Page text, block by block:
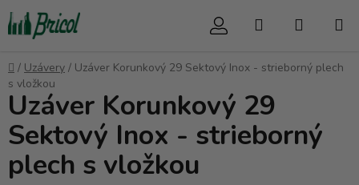
Prejsť
na
obsah
Hľadať
Domov
/ Uzávery / Uzáver Korunkový 29 Sektový Inox - strieborný plech
s vložkou
Uzáver Korunkový 29
Sektový Inox - strieborný
plech s vložkou